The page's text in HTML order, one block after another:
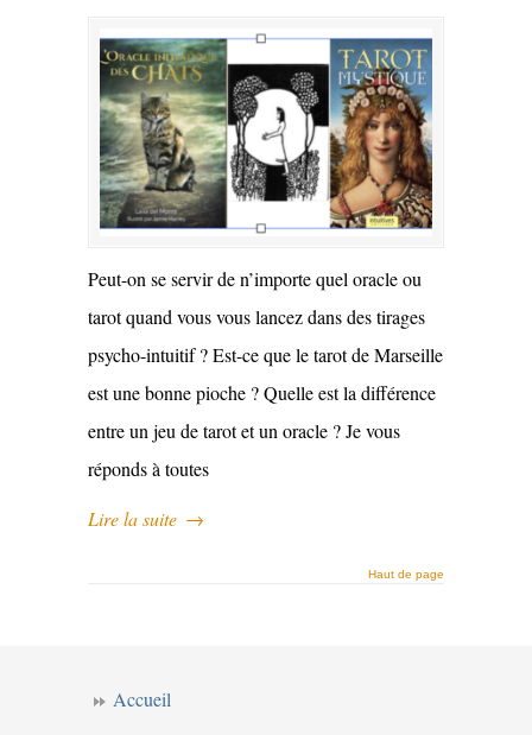
Peut-on se servir de n’importe quel oracle ou
tarot quand vous vous lancez dans des tirages
psycho-intuitif ? Est-ce que le tarot de Marseille
est une bonne pioche ? Quelle est la différence
entre un jeu de tarot et un oracle ? Je vous
réponds à toutes
Lire la suite →
Haut de page
Accueil